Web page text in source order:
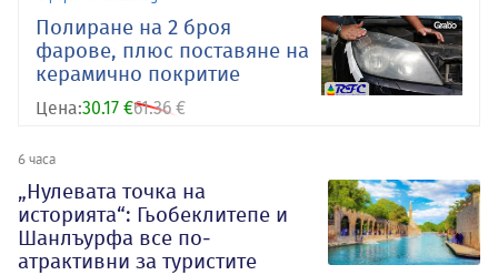
Полиране на 2 броя
фарове, плюс поставяне на
керамично покритие
Цена:30.17 €61.36 €
6 часа
„Нулевата точка на
историята“: Гьобеклитепе и
Шанлъурфа все по-
атрактивни за туристите